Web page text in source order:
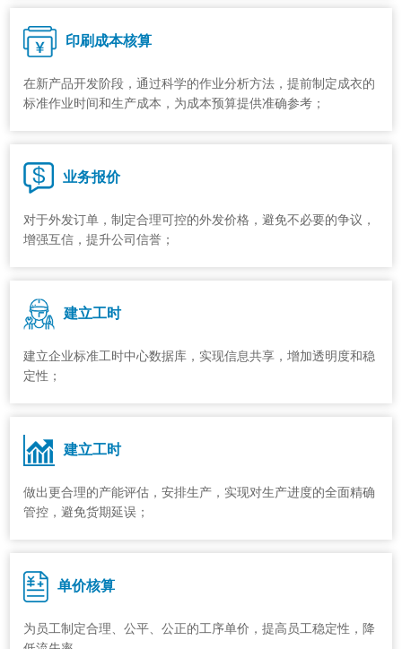
印刷成本核算
在新产品开发阶段，通过科学的作业分析方法，提前制定成衣的
标准作业时间和生产成本，为成本预算提供准确参考；
业务报价
对于外发订单，制定合理可控的外发价格，避免不必要的争议，
增强互信，提升公司信誉；
建立工时
建立企业标准工时中心数据库，实现信息共享，增加透明度和稳
定性；
建立工时
做出更合理的产能评估，安排生产，实现对生产进度的全面精确
管控，避免货期延误；
单价核算
为员工制定合理、公平、公正的工序单价，提高员工稳定性，降